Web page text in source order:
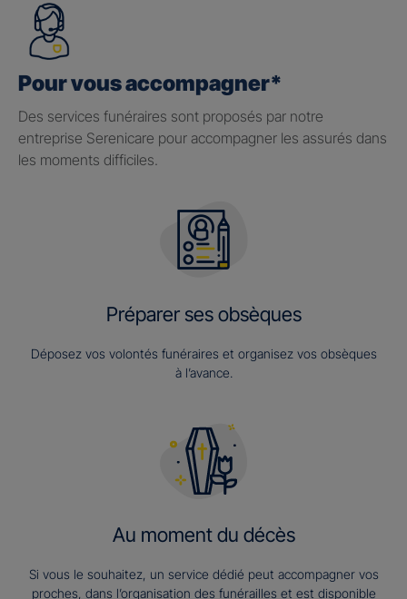
Pour vous accompagner*
Des services funéraires sont proposés par notre
entreprise Serenicare pour accompagner les assurés dans
les moments difficiles.
Préparer ses obsèques
Déposez vos volontés funéraires et organisez vos obsèques
à l’avance.
Au moment du décès
Si vous le souhaitez, un service dédié peut accompagner vos
proches, dans l’organisation des funérailles et est disponible